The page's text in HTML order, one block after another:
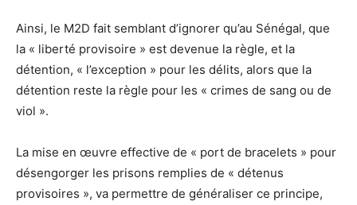
Ainsi, le M2D fait semblant d’ignorer qu’au Sénégal, que
la « liberté provisoire » est devenue la règle, et la
détention, « l’exception » pour les délits, alors que la
détention reste la règle pour les « crimes de sang ou de
viol ».
La mise en œuvre effective de « port de bracelets » pour
désengorger les prisons remplies de « détenus
provisoires », va permettre de généraliser ce principe,